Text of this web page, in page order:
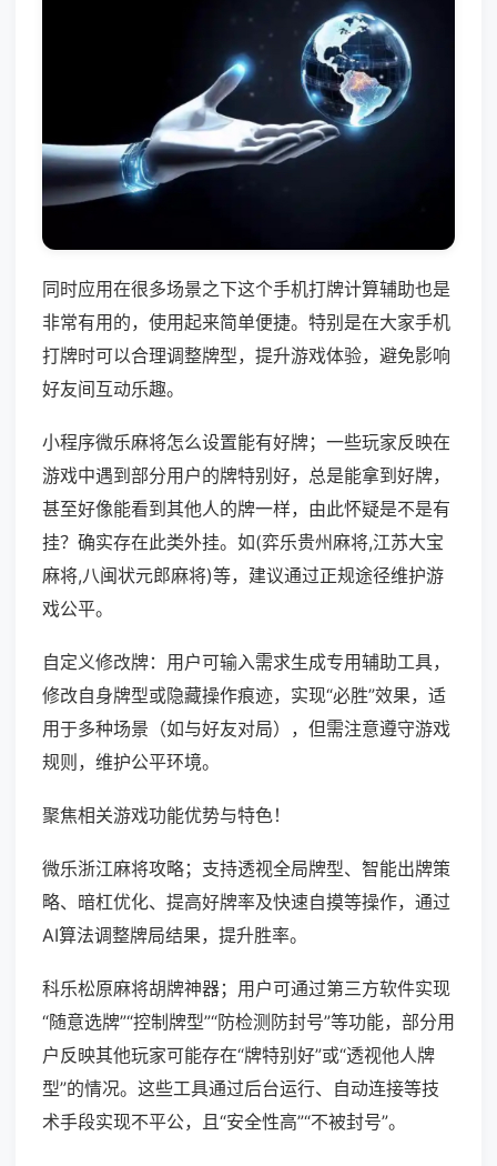
同时应用在很多场景之下这个手机打牌计算辅助也是
非常有用的，使用起来简单便捷。特别是在大家手机
打牌时可以合理调整牌型，提升游戏体验，避免影响
好友间互动乐趣。
小程序微乐麻将怎么设置能有好牌；一些玩家反映在
游戏中遇到部分用户的牌特别好，总是能拿到好牌，
甚至好像能看到其他人的牌一样，由此怀疑是不是有
挂？确实存在此类外挂。如(弈乐贵州麻将,江苏大宝
麻将,八闽状元郎麻将)等，建议通过正规途径维护游
戏公平。
自定义修改牌：用户可输入需求生成专用辅助工具，
修改自身牌型或隐藏操作痕迹，实现“必胜”效果，适
用于多种场景（如与好友对局），但需注意遵守游戏
规则，维护公平环境。
聚焦相关游戏功能优势与特色！
微乐浙江麻将攻略；支持透视全局牌型、智能出牌策
略、暗杠优化、提高好牌率及快速自摸等操作，通过
AI算法调整牌局结果，提升胜率。
科乐松原麻将胡牌神器；用户可通过第三方软件实现
“随意选牌”“控制牌型”“防检测防封号”等功能，部分用
户反映其他玩家可能存在“牌特别好”或“透视他人牌
型”的情况。这些工具通过后台运行、自动连接等技
术手段实现不平公，且“安全性高”“不被封号”。